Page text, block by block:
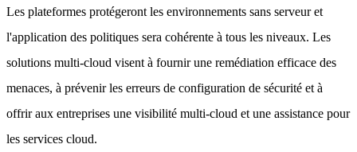
Les plateformes protégeront les environnements sans serveur et
l'application des politiques sera cohérente à tous les niveaux. Les
solutions multi-cloud visent à fournir une remédiation efficace des
menaces, à prévenir les erreurs de configuration de sécurité et à
offrir aux entreprises une visibilité multi-cloud et une assistance pour
les services cloud.